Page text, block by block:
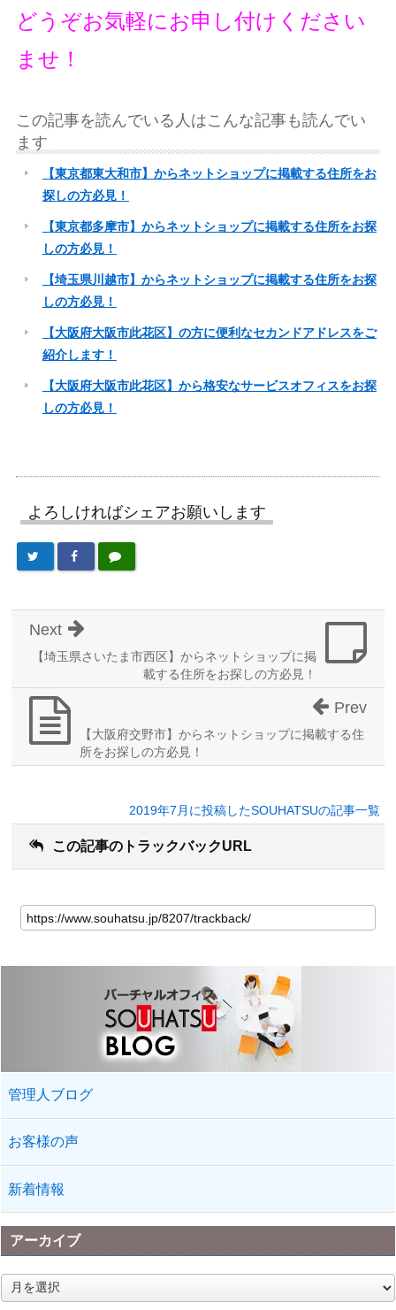
どうぞお気軽にお申し付けください
ませ！
この記事を読んでいる人はこんな記事も読んでい
ます
【東京都東大和市】からネットショップに掲載する住所をお
探しの方必見！
【東京都多摩市】からネットショップに掲載する住所をお探
しの方必見！
【埼玉県川越市】からネットショップに掲載する住所をお探
しの方必見！
【大阪府大阪市此花区】の方に便利なセカンドアドレスをご
紹介します！
【大阪府大阪市此花区】から格安なサービスオフィスをお探
しの方必見！
よろしければシェアお願いします
【埼玉県さいたま市西区】からネットショップに掲
載する住所をお探しの方必見！
Next
【大阪府交野市】からネットショップに掲載する住
所をお探しの方必見！
Prev
2019年7月に投稿したSOUHATSUの記事一覧
この記事のトラックバックURL
管理人ブログ
お客様の声
新着情報
アーカイブ
ア
ー